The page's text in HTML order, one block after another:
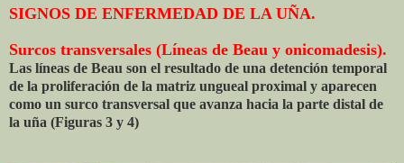
SIGNOS DE ENFERMEDAD DE LA UÑA.
Surcos transversales (Líneas de Beau y onicomadesis).
Las líneas de Beau son el resultado de una detención temporal
de la proliferación de la matriz ungueal proximal y aparecen
como un surco transversal que avanza hacia la parte distal de
la uña (Figuras 3 y 4)